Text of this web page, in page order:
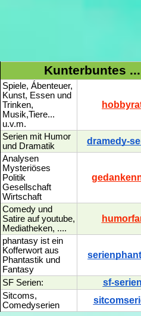
Kunterbuntes ...
Spiele, Ábenteuer,
Kunst, Essen und
Trinken,
Musik,Tiere...
u.v.m.
Serien mit Humor
und Dramatik
dramedy-
Analysen
Mysteriöses
Politik
Gesellschaft
Wirtschaft
Comedy und
Satire auf youtube,
Mediatheken, ....
phantasy ist ein
Kofferwort aus
Phantastik und
Fantasy
SF Serien: sf-
Sitcoms,
Comedyserien